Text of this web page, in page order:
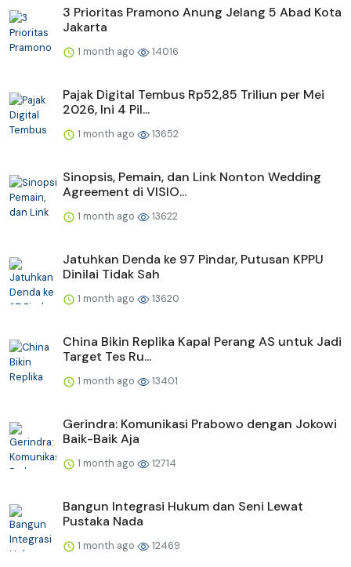
3 Prioritas Pramono Anung Jelang 5 Abad Kota
Jakarta
1 month ago 14016
Pajak Digital Tembus Rp52,85 Triliun per Mei
2026, Ini 4 Pil...
1 month ago 13652
Sinopsis, Pemain, dan Link Nonton Wedding
Agreement di VISIO...
1 month ago 13622
Jatuhkan Denda ke 97 Pindar, Putusan KPPU
Dinilai Tidak Sah
1 month ago 13620
China Bikin Replika Kapal Perang AS untuk Jadi
Target Tes Ru...
1 month ago 13401
Gerindra: Komunikasi Prabowo dengan Jokowi
Baik-Baik Aja
1 month ago 12714
Bangun Integrasi Hukum dan Seni Lewat
Pustaka Nada
1 month ago 12469